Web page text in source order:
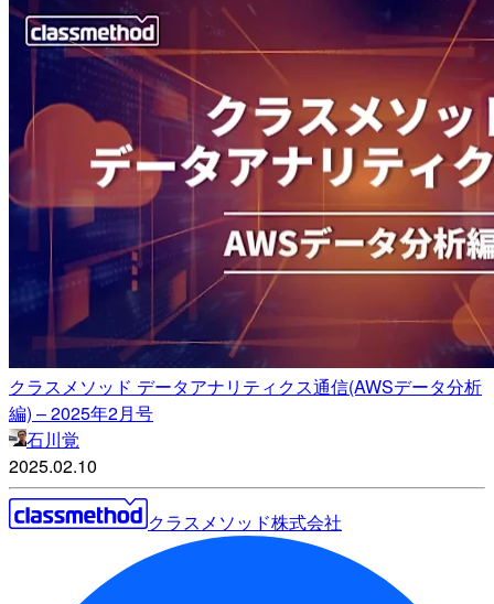
クラスメソッド データアナリティクス通信(AWSデータ分析
編) – 2025年2月号
石川覚
2025.02.10
クラスメソッド株式会社